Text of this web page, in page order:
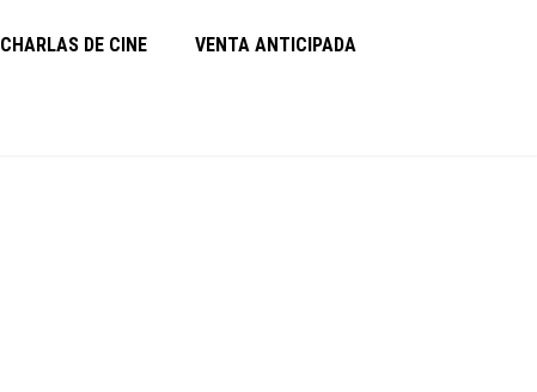
CHARLAS DE CINE VENTA ANTICIPADA